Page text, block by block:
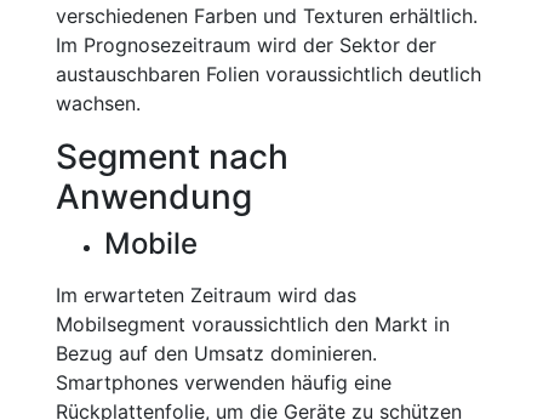
verschiedenen Farben und Texturen erhältlich.
Im Prognosezeitraum wird der Sektor der
austauschbaren Folien voraussichtlich deutlich
wachsen.
Segment nach
Anwendung
Mobile
Im erwarteten Zeitraum wird das
Mobilsegment voraussichtlich den Markt in
Bezug auf den Umsatz dominieren.
Smartphones verwenden häufig eine
Rückplattenfolie, um die Geräte zu schützen